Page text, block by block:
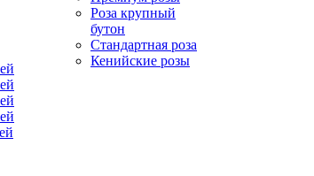
Роза крупный
бутон
Стандартная роза
Кенийские розы